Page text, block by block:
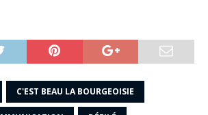
C'EST BEAU LA BOURGEOISIE